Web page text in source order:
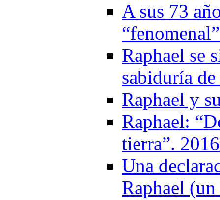
A sus 73
Raphael se
sabiduría
Raphael y
Raphael:
tierra”. 2016
Una
Raphael